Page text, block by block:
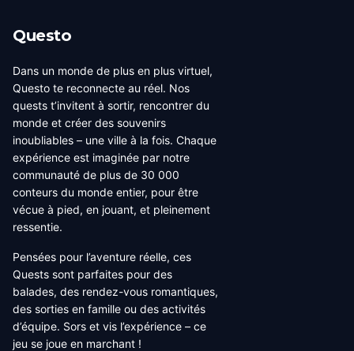
Questo
Dans un monde de plus en plus virtuel,
Questo te reconnecte au réel. Nos
quests t’invitent à sortir, rencontrer du
monde et créer des souvenirs
inoubliables – une ville à la fois. Chaque
expérience est imaginée par notre
communauté de plus de 30 000
conteurs du monde entier, pour être
vécue à pied, en jouant, et pleinement
ressentie.
Pensées pour l’aventure réelle, ces
Quests sont parfaites pour des
balades, des rendez-vous romantiques,
des sorties en famille ou des activités
d’équipe. Sors et vis l’expérience – ce
jeu se joue en marchant !